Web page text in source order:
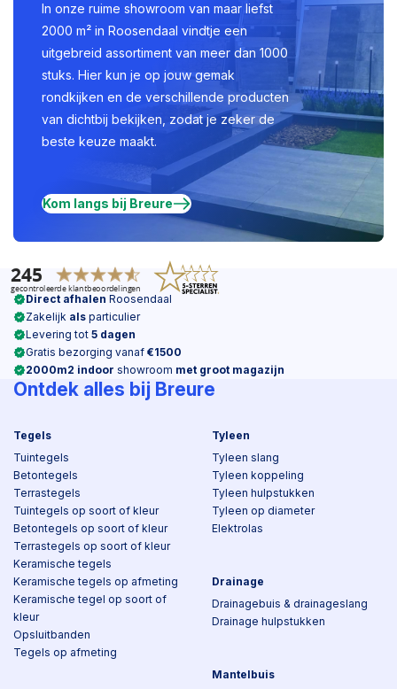
In onze ruime showroom van maar liefst
2000 m² in Roosendaal vindtje een
uitgebreid assortiment van meer dan 1000
stuks. Hier kun je op jouw gemak
rondkijken en de verschillende producten
van dichtbij bekijken, zodat je zeker de
beste keuze maakt.
Kom langs bij Breure
Direct afhalen Roosendaal
Zakelijk als particulier
Levering tot 5 dagen
Gratis bezorging vanaf €1500
2000m2 indoor showroom met groot magazijn
Ontdek alles bij Breure
Tegels
Tuintegels
Betontegels
Terrastegels
Tuintegels op soort of kleur
Betontegels op soort of kleur
Terrastegels op soort of kleur
Keramische tegels
Keramische tegels op afmeting
Keramische tegel op soort of
kleur
Opsluitbanden
Tegels op afmeting
Tyleen
Tyleen slang
Tyleen koppeling
Tyleen hulpstukken
Tyleen op diameter
Elektrolas
Drainage
Drainagebuis & drainageslang
Drainage hulpstukken
Mantelbuis